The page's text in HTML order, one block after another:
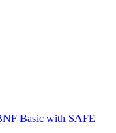
Basic with SAFE